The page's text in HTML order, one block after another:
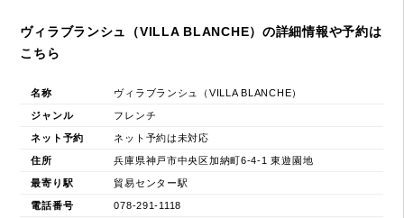
ヴィラブランシュ（VILLA BLANCHE）の詳細情報や予約は
こちら
名称 ヴィラブランシュ（VILLA BLANCHE）
ジャンル フレンチ
ネット予約 ネット予約は未対応
住所 兵庫県神戸市中央区加納町6-4-1 東遊園地
最寄り駅 貿易センター駅
電話番号 078-291-1118